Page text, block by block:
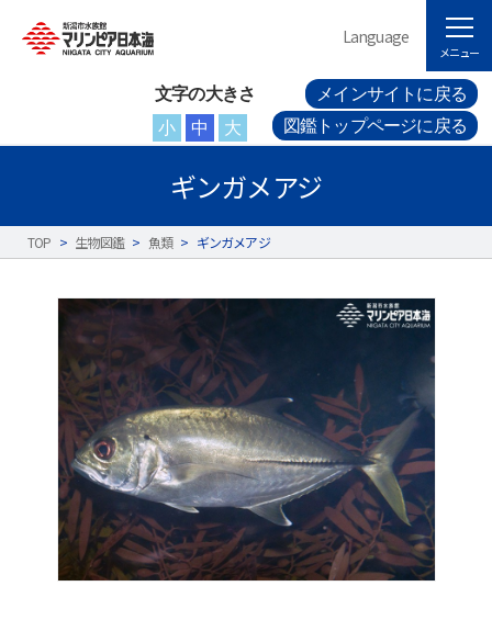
文字の大きさ
小
中 大
メインサイトに戻る
図鑑トップページに戻る
Language
メニュー
ギンガメアジ
TOP > 生物図鑑 > 魚類 > ギンガメアジ